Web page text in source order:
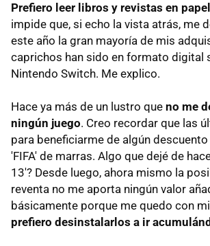
Prefiero leer libros y revistas en papel
impide que, si echo la vista atrás, me
este año la gran mayoría de mis
caprichos han sido en formato digital
Nintendo Switch. Me explico.
Hace ya más de un lustro que no me
ningún juego. Creo recordar que las
para beneficiarme de algún descuento
'FIFA' de marras. Algo que dejé de
13'? Desde luego, ahora mismo la
reventa no me aporta ningún valor
básicamente porque me quedo con
prefiero desinstalarlos a ir